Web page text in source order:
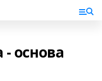
основа